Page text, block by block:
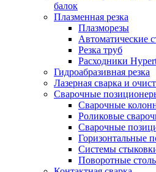
балок
Плазменная резка
Плазморезы
Автоматические
Резка труб
Расходники
Гидроабразивная резка
Лазерная сварка и
Сварочные
Сварочные
Роликовые
Сварочные
Горизонтальные
Системы
Поворотные